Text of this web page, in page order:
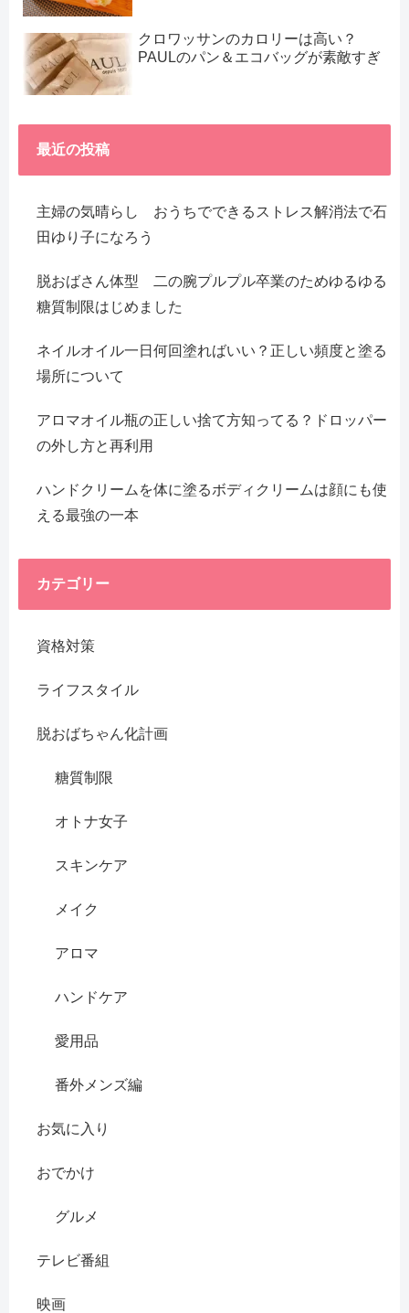
クロワッサンのカロリーは高い？
PAULのパン＆エコバッグが素敵すぎ
最近の投稿
主婦の気晴らし おうちでできるストレス解消法で石
田ゆり子になろう
脱おばさん体型 二の腕プルプル卒業のためゆるゆる
糖質制限はじめました
ネイルオイル一日何回塗ればいい？正しい頻度と塗る
場所について
アロマオイル瓶の正しい捨て方知ってる？ドロッパー
の外し方と再利用
ハンドクリームを体に塗るボディクリームは顔にも使
える最強の一本
カテゴリー
資格対策
ライフスタイル
脱おばちゃん化計画
糖質制限
オトナ女子
スキンケア
メイク
アロマ
ハンドケア
愛用品
番外メンズ編
お気に入り
おでかけ
グルメ
テレビ番組
映画